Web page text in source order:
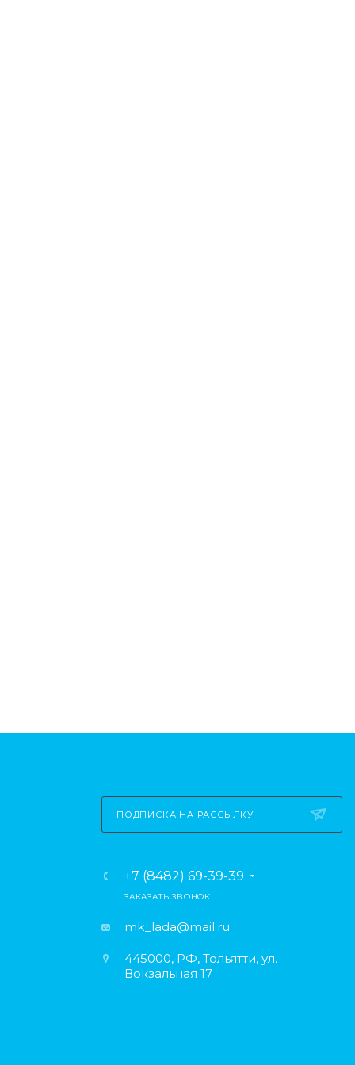
ПОДПИСКА НА РАССЫЛКУ
+7 (8482) 69-39-39
ЗАКАЗАТЬ ЗВОНОК
mk_lada@mail.ru
445000, РФ, Тольятти, ул.
Вокзальная 17